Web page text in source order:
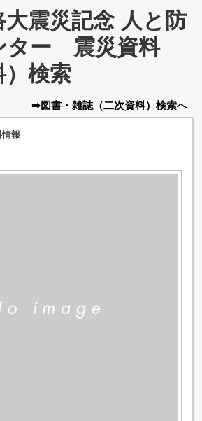
大震災記念 人と防
ター 震災資料
）検索
➡図書・雑誌（二次資料） 検索へ
情報